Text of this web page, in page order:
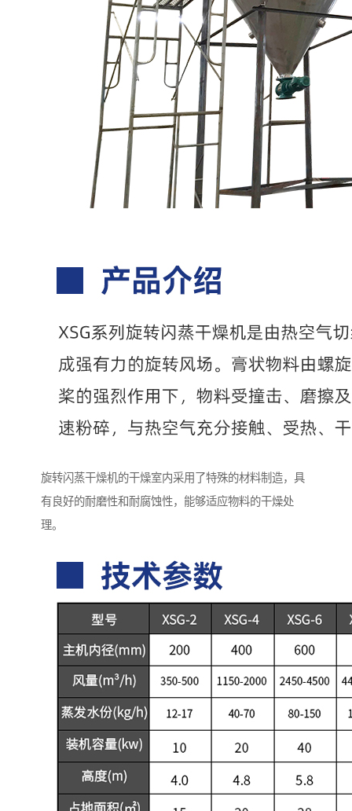
旋转闪蒸干燥机的干燥室内采用了特殊的材料制造，具
有良好的耐磨性和耐腐蚀性，能够适应物料的干燥处
理。